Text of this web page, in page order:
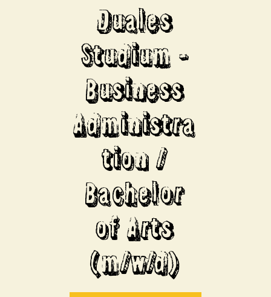
Duales
Studium -
Business
Administra
tion /
Bachelor
of Arts
(m/w/d)